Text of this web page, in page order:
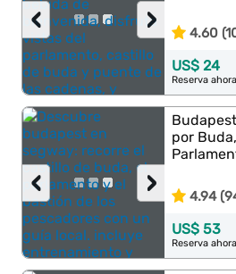
›
‹ 4.60
US$ 24
Reserva
›
‹
por
4.94
US$ 53
Reserva